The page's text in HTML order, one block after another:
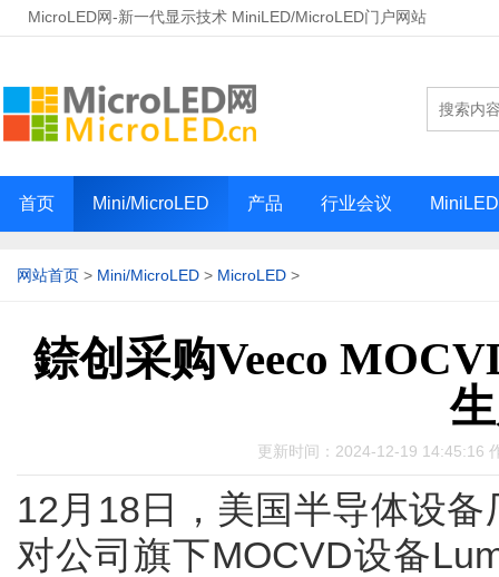
MicroLED网-新一代显示技术 MiniLED/MicroLED门户网站
首页 Mini/MicroLED 产品 行业会议
网站首页 > Mini/MicroLED > MicroLED >
錼创采购Veeco
更新时间：2024-12-19 14:45:16
12月18日，美国半导体设
对公司旗下MOCVD设备